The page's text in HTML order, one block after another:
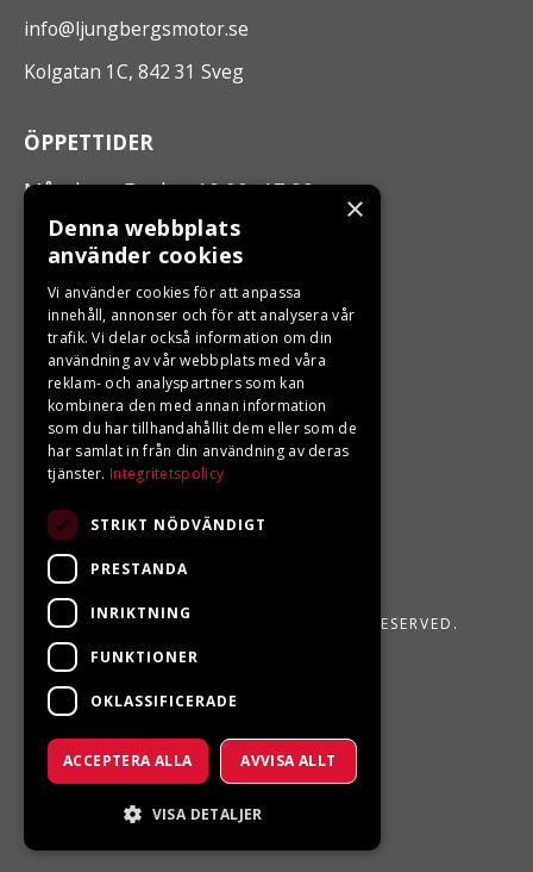
info@ljungbergsmotor.se
Kolgatan 1C, 842 31 Sveg
ÖPPETTIDER
Måndag - Fredag 10.00 -17.00
LJUNGBERGS MOTOR
Din BRP återförsäljare i Sveg!
LJUNGBERGS MOTOR 2026. ALL RIGHTS RESERVED.
POWERED BY EMPORI CMS
×
Denna webbplats
använder cookies
Vi använder cookies för att anpassa
innehåll, annonser och för att analysera vår
trafik. Vi delar också information om din
användning av vår webbplats med våra
reklam- och analyspartners som kan
kombinera den med annan information
som du har tillhandahållit dem eller som de
har samlat in från din användning av deras
tjänster. Integritetspolicy
STRIKT NÖDVÄNDIGT
PRESTANDA
INRIKTNING
FUNKTIONER
OKLASSIFICERADE
ACCEPTERA ALLA AVVISA ALLT
VISA DETALJER